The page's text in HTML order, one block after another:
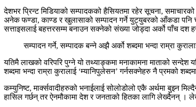
देशभर प्रिन्ट मिडियाको सम्पादकको हैसियतमा रहेर सूचना,
अनेक फण्डा, काण्ड र खुलासाको सम्पादन गर्ने युट्युबरको आँकडा पनि
सत्ताइसलाई बहत्तरसम्म बनाउन सक्‍नेको संख्या जोड्दा अर्को पाँच दश
सम्पादन गर्ने, सम्पादक बन्‍ने अझै अर्को शब्दमा भन्दा राम्रा
यतिमै लाखको वरिपरि पुग्ने यो तथ्याङ्कमा मनाकामना माताको
शब्दमा भन्दा राम्रा कुरालाई ‘म्यानिपुलेसन’ गर्नसक्‍नेहरु नै प्रमको
कम्युनिष्ट, मार्क्सवादीहरुको भनाईलाई सोलोडोलो एकै अर्थमा बुझ्न
हासिल गर्छन् तर ऐनमौकामा देश र जनताको हितका लागि लेख्‍दैनन् ।